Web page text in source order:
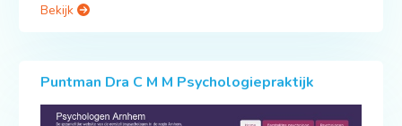
Bekijk
Puntman Dra C M M Psychologiepraktijk